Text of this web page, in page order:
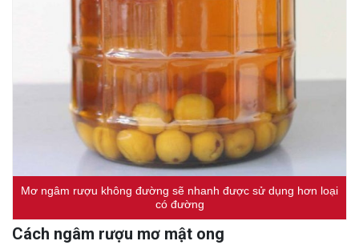
Mơ ngâm rượu không đường sẽ nhanh được sử dụng hơn loại
có đường
Cách ngâm rượu mơ mật ong